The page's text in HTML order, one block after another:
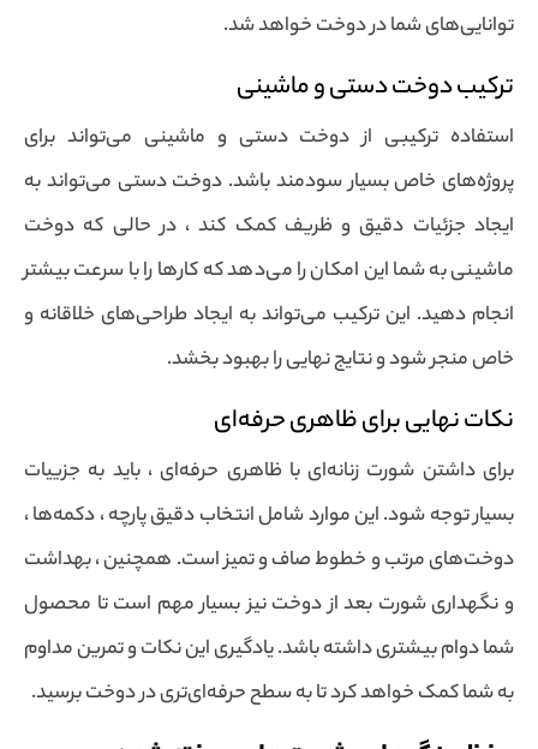
توانایی‌های شما در دوخت خواهد شد.
ترکیب دوخت دستی و ماشینی
استفاده ترکیبی از دوخت دستی و ماشینی می‌تواند برای
پروژه‌های خاص بسیار سودمند باشد. دوخت دستی می‌تواند به
ایجاد جزئیات دقیق و ظریف کمک کند ، در حالی که دوخت
ماشینی به شما این امکان را می‌دهد که کارها را با سرعت بیشتر
انجام دهید. این ترکیب می‌تواند به ایجاد طراحی‌های خلاقانه و
خاص منجر شود و نتایج نهایی را بهبود بخشد.
نکات نهایی برای ظاهری حرفه‌ای
برای داشتن شورت زنانه‌ای با ظاهری حرفه‌ای ، باید به جزییات
بسیار توجه شود. این موارد شامل انتخاب دقیق پارچه ، دکمه‌ها ،
دوخت‌های مرتب و خطوط صاف و تمیز است. همچنین ، بهداشت
و نگهداری شورت بعد از دوخت نیز بسیار مهم است تا محصول
شما دوام بیشتری داشته باشد. یادگیری این نکات و تمرین مداوم
به شما کمک خواهد کرد تا به سطح حرفه‌ای‌تری در دوخت برسید.